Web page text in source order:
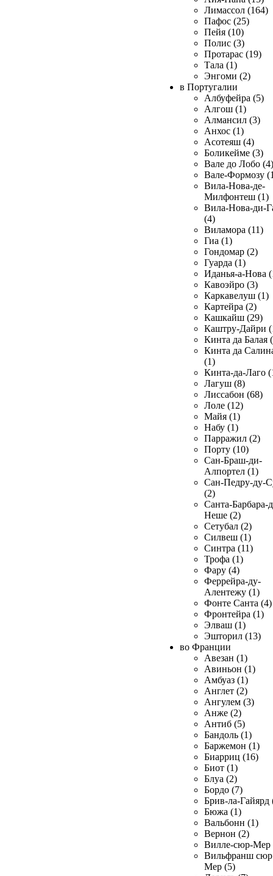
Лимассол (164)
Пафос (25)
Пейя (10)
Полис (3)
Протарас (19)
Тала (1)
Энгоми (2)
в Португалии
Албуфейра (5)
Алгош (1)
Алмансил (3)
Анхос (1)
Асотеяш (4)
Боликейме (3)
Вале до Лобо (4)
Вале-Формозу
Вила-Нова-де-
Милфонтеш (1)
Вила-Нова-ди-
(4)
Виламора (11)
Гиа (1)
Гондомар (2)
Гуарда (1)
Иданья-а-Нова
Кавоэйро (3)
Каркавелуш (1)
Картейра (2)
Кашкайш (29)
Каштру-Дайри
Кинта да Балая
Кинта да
(1)
Кинта-да-Лаго
Лагуш (8)
Лиссабон (68)
Лоле (12)
Майя (1)
Набу (1)
Парражил (2)
Порту (10)
Сан-Браш-ди-
Алпортел (1)
Сан-Педру-ду-
(2)
Санта-Барбара-
Неше (2)
Сетубал (2)
Силвеш (1)
Синтра (11)
Трофа (1)
Фару (4)
Феррейра-ду-
Алентежу (1)
Фонте Санта (4)
Фронтейра (1)
Элваш (1)
Эшторил (13)
во Франции
Авезан (1)
Авиньон (1)
Амбуаз (1)
Англет (2)
Ангулем (3)
Анже (2)
Антиб (5)
Бандоль (1)
Баржемон (1)
Биарриц (16)
Биот (1)
Блуа (2)
Бордо (7)
Брив-ла-Гайярд
Бюжа (1)
Вальбонн (1)
Вернон (2)
Вилле-сюр-Мер
Вильфранш сюр
Мер (5)